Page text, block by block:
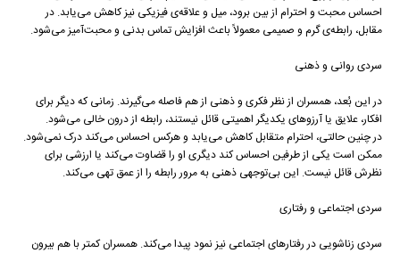
احساس محبت و احترام از بین برود، میل و علاقه‌ی فیزیکی نیز کاهش می‌یابد. در
مقابل، رابطه‌ی گرم و صمیمی معمولاً باعث افزایش تماس بدنی و محبت‌آمیز می‌شود.
سردی روانی و ذهنی
در این بُعد، همسران از نظر فکری و ذهنی از هم فاصله می‌گیرند. زمانی که دیگر برای
افکار، علایق یا آرزوهای یکدیگر اهمیتی قائل نیستند، رابطه از درون خالی می‌شود.
در چنین حالتی، احترام متقابل کاهش می‌یابد و هرکس احساس می‌کند درک نمی‌شود.
ممکن است یکی از طرفین احساس کند دیگری او را قضاوت می‌کند یا ارزشی برای
نظرش قائل نیست. این بی‌توجهی ذهنی به مرور رابطه را از عمق تهی می‌کند.
سردی اجتماعی و رفتاری
سردی زناشویی در رفتارهای اجتماعی نیز نمود پیدا می‌کند. همسران کمتر با هم بیرون